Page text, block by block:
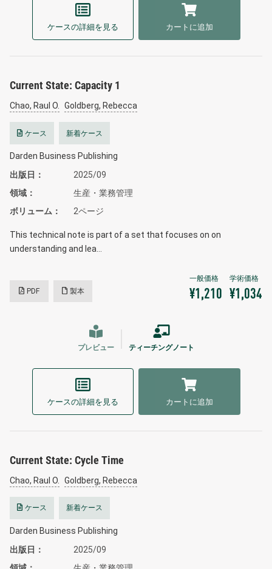
ケースの詳細を見る カートに追加
Current State: Capacity 1
Chao, Raul O. Goldberg, Rebecca
ケース 新着ケース
Darden Business Publishing
出版日
2025/09
領域
生産・業務管理
ボリューム
2ページ
This technical note is part of a set that focuses on on
understanding and lea…
PDF 製本 ¥1,210 ¥1,034
プレビュー ティーチングノート
ケースの詳細を見る カートに追加
Current State: Cycle Time
Chao, Raul O. Goldberg, Rebecca
ケース 新着ケース
Darden Business Publishing
出版日
2025/09